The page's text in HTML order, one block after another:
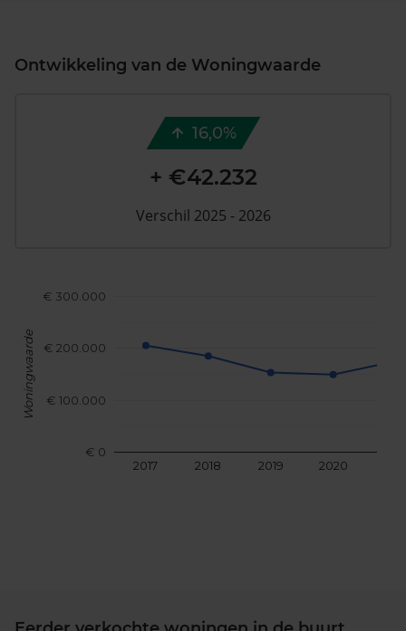
Ontwikkeling van de Woningwaarde
2017 2018 2019 2020
€ 0
€ 100.000
€ 200.000
€ 300.000
Woningwaarde
16,0%
+ €42.232
Verschil 2025 - 2026